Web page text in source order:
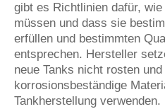
gibt es Richtlinien dafür,
müssen und dass sie
erfüllen und bestimmten
entsprechen. Hersteller
neue Tanks nicht rosten
korrosionsbeständige
Tankherstellung